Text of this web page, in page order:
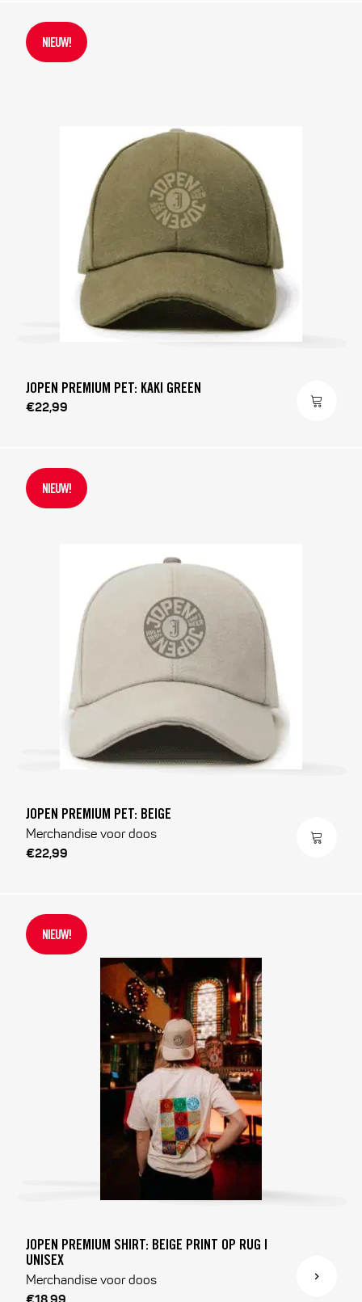
NIEUW!
JOPEN PREMIUM PET: KAKI GREEN
€22,99
NIEUW!
JOPEN PREMIUM PET: BEIGE
Merchandise voor doos
€22,99
NIEUW!
JOPEN PREMIUM SHIRT: BEIGE PRINT OP RUG |
UNISEX
Merchandise voor doos